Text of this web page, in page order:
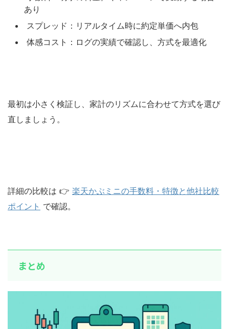
あり
スプレッド：リアルタイム時に約定単価へ内包
体感コスト：ログの実績で確認し、方式を最適化
最初は小さく検証し、家計のリズムに合わせて方式を選び
直しましょう。
詳細の比較は 👉 楽天かぶミニの手数料・特徴と他社比較
ポイント で確認。
まとめ